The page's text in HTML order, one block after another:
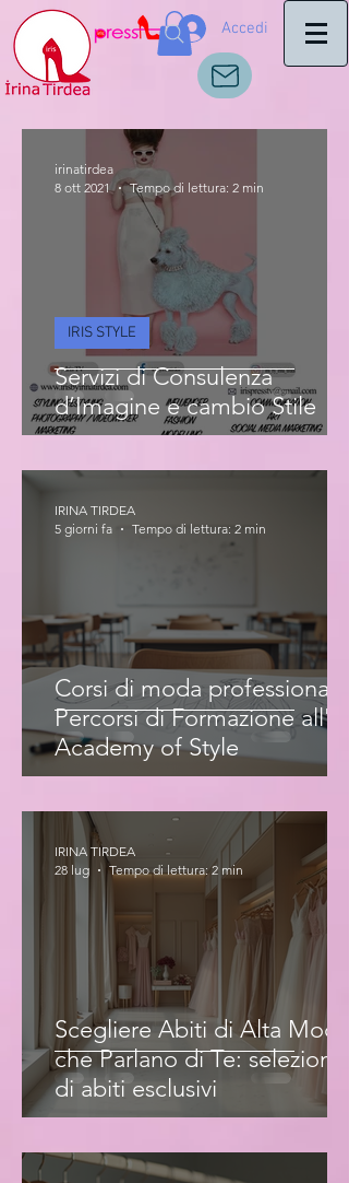
Accedi
Servizi di Consulenza
d’Imagine e cambio Stile
IRIS STYLE
irinatirdea
8 ott 2021
Tempo di lettura: 2 min
Corsi di moda professionale:
Percorsi di Formazione all'Iris
Academy of Style
IRINA TIRDEA
5 giorni fa
Tempo di lettura: 2 min
Scegliere Abiti di Alta Moda
che Parlano di Te: selezione
di abiti esclusivi
IRINA TIRDEA
28 lug
Tempo di lettura: 2 min